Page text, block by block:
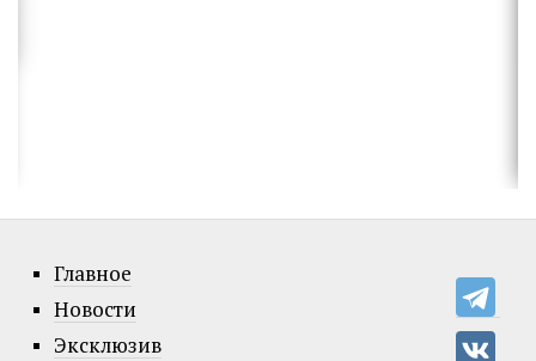
Главное
Новости
Эксклюзив